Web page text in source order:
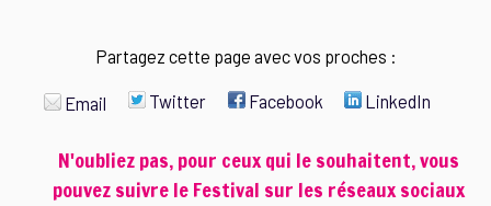
Partagez cette page avec vos proches :
Email Twitter Facebook LinkedIn
N'oubliez pas, pour ceux qui le souhaitent, vous
pouvez suivre le Festival sur les réseaux sociaux